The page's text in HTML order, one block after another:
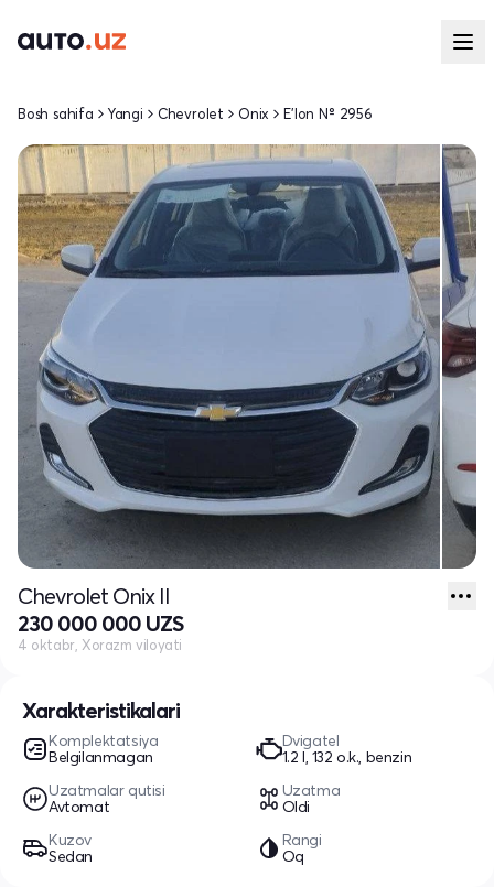
Xarakteristikalari
Komplektatsiya
Belgilanmagan
Dvigatel
1.2 l, 132 o.k., benzin
Uzatmalar qutisi
Avtomat
Uzatma
Oldi
Kuzov
Sedan
Rangi
Oq
Bosh sahifa Yangi Chevrolet Onix E'lon № 2956
Chevrolet Onix II
230 000 000 UZS
4 oktabr, Xorazm viloyati